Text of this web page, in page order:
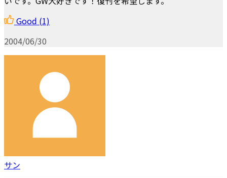
Good (1)
2004/06/30
サン